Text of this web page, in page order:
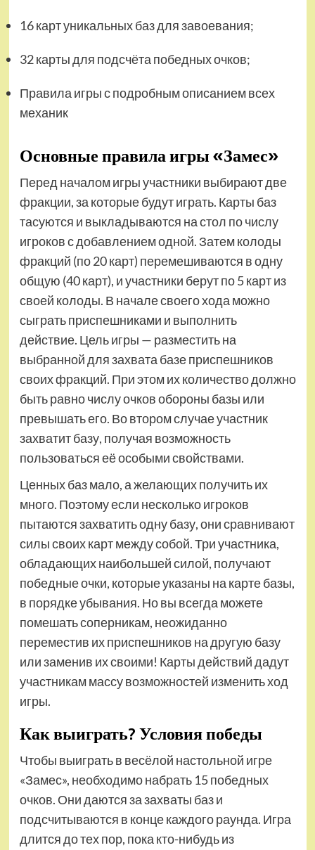
16 карт уникальных баз для завоевания;
32 карты для подсчёта победных очков;
Правила игры с подробным описанием всех
механик
Основные правила игры «Замес»
Перед началом игры участники выбирают две
фракции, за которые будут играть. Карты баз
тасуются и выкладываются на стол по числу
игроков с добавлением одной. Затем колоды
фракций (по 20 карт) перемешиваются в одну
общую (40 карт), и участники берут по 5 карт из
своей колоды. В начале своего хода можно
сыграть приспешниками и выполнить
действие. Цель игры — разместить на
выбранной для захвата базе приспешников
своих фракций. При этом их количество должно
быть равно числу очков обороны базы или
превышать его. Во втором случае участник
захватит базу, получая возможность
пользоваться её особыми свойствами.
Ценных баз мало, а желающих получить их
много. Поэтому если несколько игроков
пытаются захватить одну базу, они сравнивают
силы своих карт между собой. Три участника,
обладающих наибольшей силой, получают
победные очки, которые указаны на карте базы,
в порядке убывания. Но вы всегда можете
помешать соперникам, неожиданно
переместив их приспешников на другую базу
или заменив их своими! Карты действий дадут
участникам массу возможностей изменить ход
игры.
Как выиграть? Условия победы
Чтобы выиграть в весёлой настольной игре
«Замес», необходимо набрать 15 победных
очков. Они даются за захваты баз и
подсчитываются в конце каждого раунда. Игра
длится до тех пор, пока кто-нибудь из